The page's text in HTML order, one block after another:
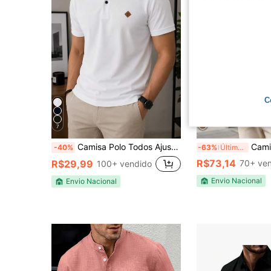
7
-40% Camisa Polo Todos Ajuste Regular Bordado Masculina
R$29,99 100+ vendido
Envio Nacional
-63% Últimas 7 hrs Camisa Social
R$73,14 70+
Envio Nacional